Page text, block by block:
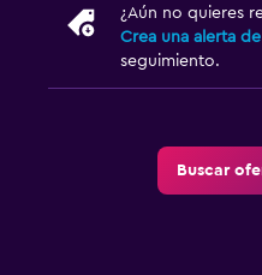
¿Aún no quieres
Crea una alerta
seguimiento.
Buscar